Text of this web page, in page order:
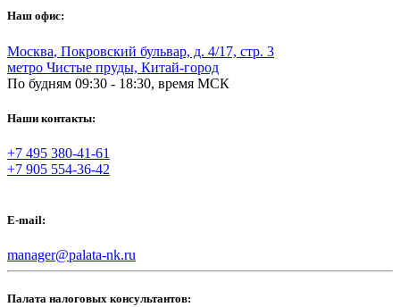
Наш офис:
Москва, Покровский бульвар, д. 4/17, стр. 3
метро Чистые пруды, Китай-город
По будням 09:30 - 18:30, время МСК
Наши контакты:
+7 495 380-41-61
+7 905 554-36-42
E-mail:
manager@palata-nk.ru
Палата налоговых консультантов: